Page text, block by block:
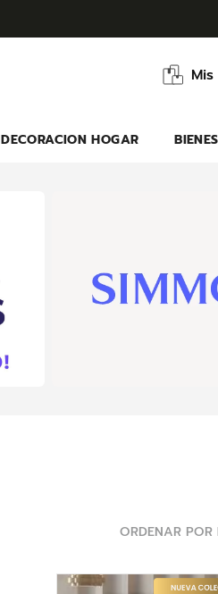
DECORACION HOGAR
ORDENAR POR